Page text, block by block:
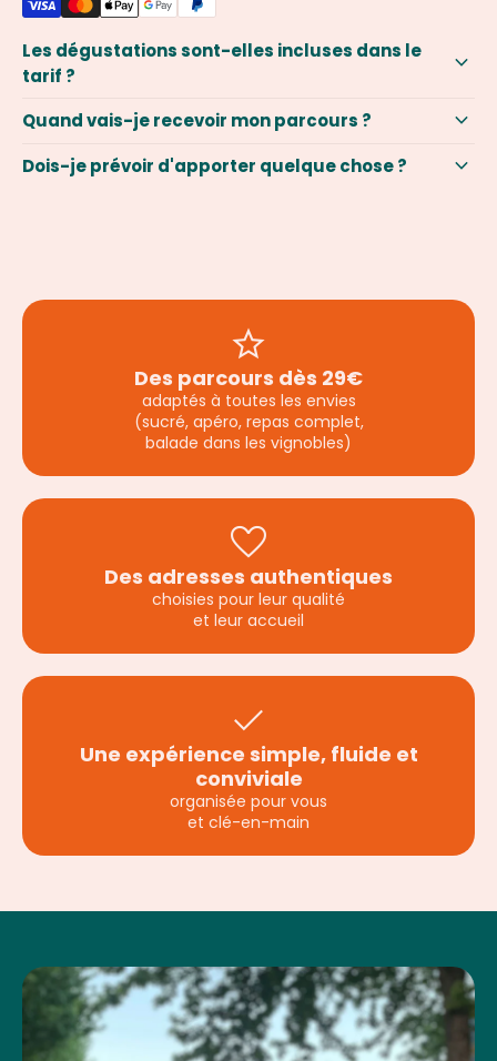
Les dégustations sont-elles incluses dans le
tarif ?
keyboard_arrow_down
Quand vais-je recevoir mon parcours ? keyboard_arrow_down
Dois-je prévoir d'apporter quelque chose ? keyboard_arrow_down
star
Des parcours dès 29€
adaptés à toutes les envies
(sucré, apéro, repas complet,
balade dans les vignobles)
favorite
Des adresses authentiques
choisies pour leur qualité
et leur accueil
check
Une expérience simple, fluide et
conviviale
organisée pour vous
et clé-en-main